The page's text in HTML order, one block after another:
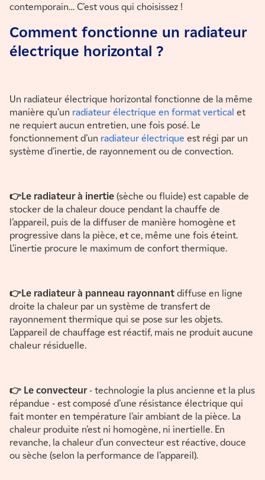
contemporain… C’est vous qui choisissez !
Comment fonctionne un radiateur
électrique horizontal ?
Un radiateur électrique horizontal fonctionne de la même
manière qu’un radiateur électrique en format vertical et
ne requiert aucun entretien, une fois posé. Le
fonctionnement d’un radiateur électrique est régi par un
système d’inertie, de rayonnement ou de convection.
👉Le radiateur à inertie (sèche ou fluide) est capable de
stocker de la chaleur douce pendant la chauffe de
l’appareil, puis de la diffuser de manière homogène et
progressive dans la pièce, et ce, même une fois éteint.
L’inertie procure le maximum de confort thermique.
👉Le radiateur à panneau rayonnant diffuse en ligne
droite la chaleur par un système de transfert de
rayonnement thermique qui se pose sur les objets.
L’appareil de chauffage est réactif, mais ne produit aucune
chaleur résiduelle.
👉 Le convecteur- technologie la plus ancienne et la plus
répandue - est composé d’une résistance électrique qui
fait monter en température l’air ambiant de la pièce. La
chaleur produite n’est ni homogène, ni inertielle. En
revanche, la chaleur d’un convecteur est réactive, douce
ou sèche (selon la performance de l’appareil).